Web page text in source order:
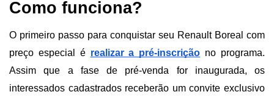
Como funciona?
O primeiro passo para conquistar seu Renault Boreal com
preço especial é realizar a pré-inscrição no programa.
Assim que a fase de pré-venda for inaugurada, os
interessados cadastrados receberão um convite exclusivo